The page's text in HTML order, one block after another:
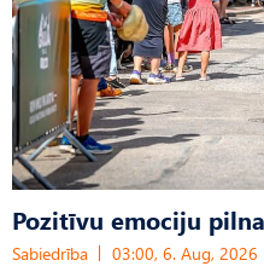
Pozitīvu emociju
Sabiedrība 03:00, 6. Aug, 2026